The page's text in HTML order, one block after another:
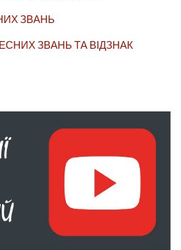
ЗВАНЬ
ЗВАНЬ ТА ВІДЗНАК